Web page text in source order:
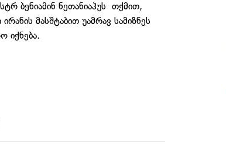
ბენიამინ ნეთანიაჰუს თქმით,
მასშტაბით უამრავ სამიზნეს
იქნება.